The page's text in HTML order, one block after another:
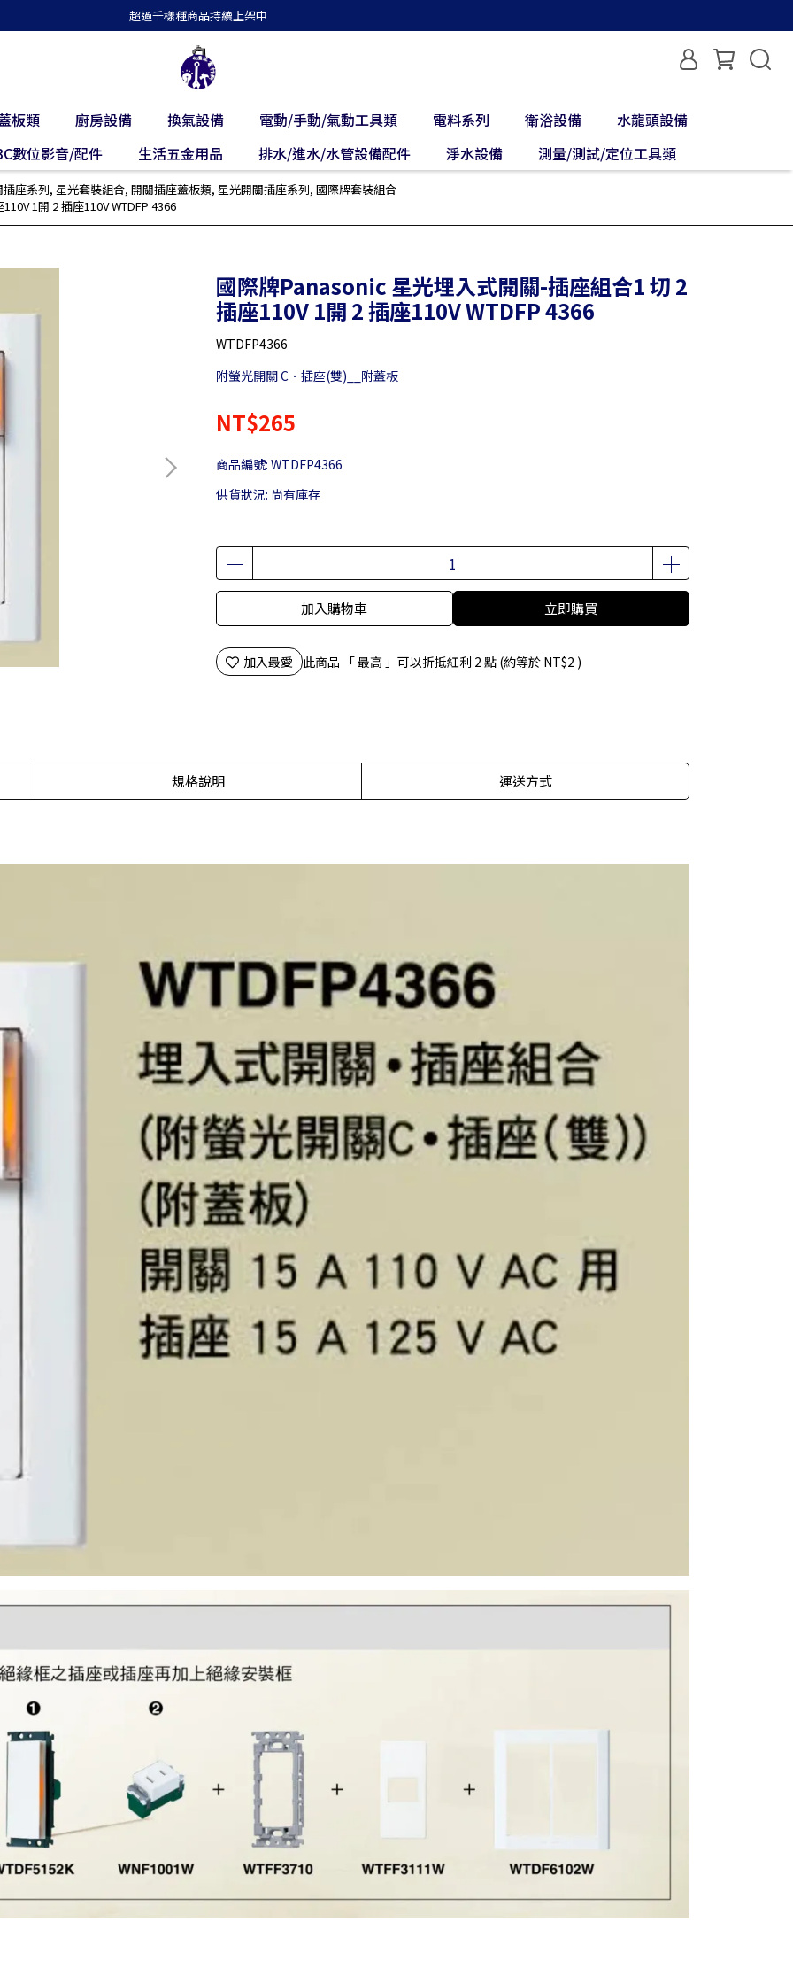
超過千樣種商品持續上架中
板類 廚房設備 換氣設備 電動/手動/氣動工具類 電料系列 衛浴設備
水龍頭設備
數位影音/配件
生活五金用品 排水/進水/水管設備配件 淨水設備 測量/測試/定位工具類
座系列, 星光套裝組合, 開關插座蓋板類, 星光開關插座系列, 國際牌套裝組合
1開 2 插座110V WTDFP 4366
國際牌Panasonic 星光埋入式開關-插座組合1 切 2
插座110V 1開 2 插座110V WTDFP 4366
WTDFP4366
附螢光開關 C．插座(雙)__附蓋板
NT$265
商品編號: WTDFP4366
供貨狀況: 尚有庫存
加入購物車 立即購買
加入最愛 此商品 「 最高 」可以折抵紅利 2 點 (約等於 NT$2 )
規格說明 運送方式